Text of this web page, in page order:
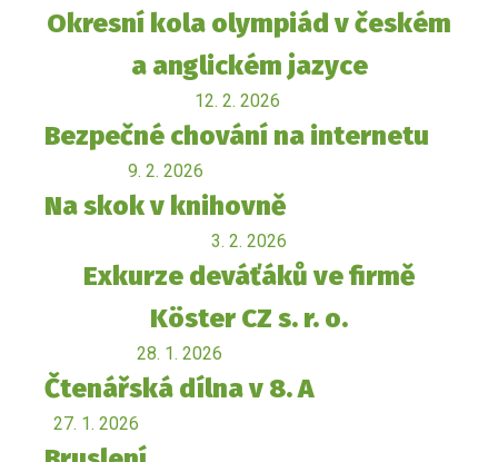
Okresní kola olympiád v českém
a anglickém jazyce
12. 2. 2026
Bezpečné chování na internetu
9. 2. 2026
Na skok v knihovně
3. 2. 2026
Exkurze deváťáků ve firmě
Köster CZ s. r. o.
28. 1. 2026
Čtenářská dílna v 8. A
27. 1. 2026